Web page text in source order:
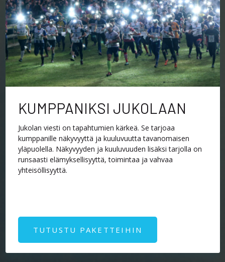
KUMPPANIKSI JUKOLAAN​
Jukolan viesti on tapahtumien kärkeä. Se tarjoaa
kumppanille näkyvyyttä ja kuuluvuutta tavanomaisen
yläpuolella. Näkyvyyden ja kuuluvuuden lisäksi tarjolla on
runsaasti elämyksellisyyttä, toimintaa ja vahvaa
yhteisöllisyyttä.​
TUTUSTU PAKETTEIHIN